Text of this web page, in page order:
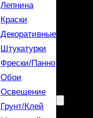
Лепнина
Краски
Декоративные
Штукатурки
Фрески/панно
Обои
Освещение
Грунт/Клей